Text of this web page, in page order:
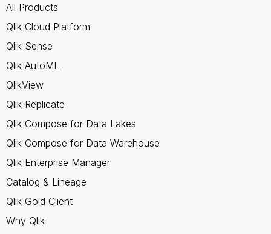
All Products
Qlik Cloud Platform
Qlik Sense
Qlik AutoML
QlikView
Qlik Replicate
Qlik Compose for Data Lakes
Qlik Compose for Data Warehouse
Qlik Enterprise Manager
Catalog & Lineage
Qlik Gold Client
Why Qlik